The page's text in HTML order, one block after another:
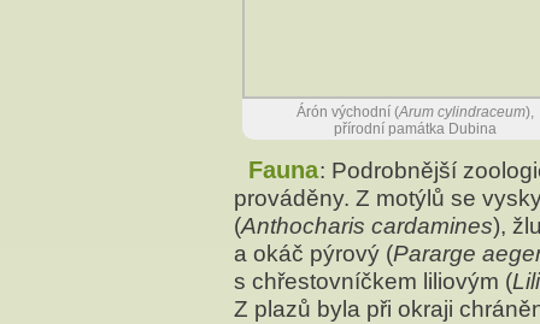
Árón východní (Arum cylindraceum),
přírodní památka Dubina
Fauna: Podrobnější
prováděny. Z motýlů se
(Anthocharis cardamines),
a okáč pýrový (Pararge
s chřestovníčkem liliovým (
Z plazů byla při okraji